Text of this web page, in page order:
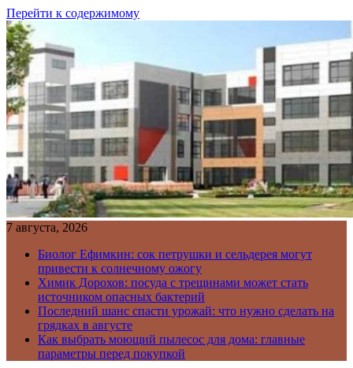
Перейти к содержимому
7 августа, 2026
Биолог Ефимкин: сок петрушки и сельдерея могут
привести к солнечному ожогу
Химик Дорохов: посуда с трещинами может стать
источником опасных бактерий
Последний шанс спасти урожай: что нужно сделать на
грядках в августе
Как выбрать моющий пылесос для дома: главные
параметры перед покупкой